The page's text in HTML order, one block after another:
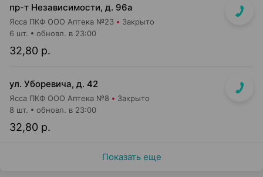
пр-т Независимости, д. 96а
Ясса ПКФ ООО Аптека №23 Закрыто
32,80 р.
6 шт. обновл. в 23:00
ул. Уборевича, д. 42
Ясса ПКФ ООО Аптека №8 Закрыто
32,80 р.
8 шт. обновл. в 23:00
Показать еще